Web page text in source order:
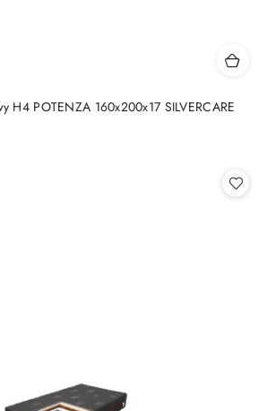
H4 POTENZA 160x200x17 SILVERCARE